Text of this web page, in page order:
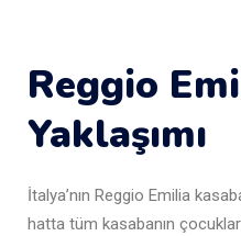
Reggio
Yaklaşımı
İtalya’nın Reggio Emilia
hatta tüm kasabanın